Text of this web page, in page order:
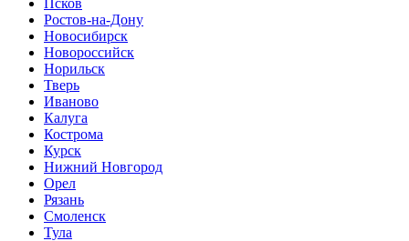
Псков
Ростов-на-Дону
Новосибирск
Новороссийск
Норильск
Тверь
Иваново
Калуга
Кострома
Курск
Нижний Новгород
Орел
Рязань
Смоленск
Тула